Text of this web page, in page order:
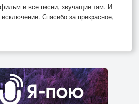
и все песни, звучащие там. И
Спасибо за прекрасное,